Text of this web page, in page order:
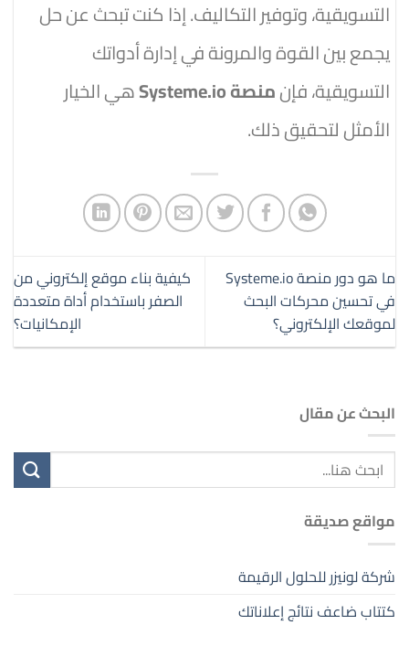
التسويقية، وتوفير التكاليف. إذا كنت تبحث عن حل
يجمع بين القوة والمرونة في إدارة أدواتك
التسويقية، فإنمنصة Systeme.io
هي الخيار
الأمثل لتحقيق ذلك.
ما هو دور منصة Systeme.io
في تحسين محركات البحث
لموقعك الإلكتروني؟
كيفية بناء موقع إلكتروني من
الصفر باستخدام أداة متعددة
الإمكانيات؟
البحث عن مقال
مواقع صديقة
شركة لونيزر للحلول الرقيمة
كتتاب ضاعف نتائج إعلاناتك